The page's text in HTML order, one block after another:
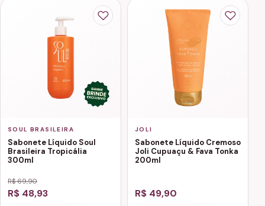
SOUL BRASILEIRA
Sabonete Líquido Soul
Brasileira Tropicália
300ml
R$ 69,90
R$ 48,93
JOLI
Sabonete Líquido Cremoso
Joli Cupuaçu & Fava Tonka
200ml
R$ 49,90